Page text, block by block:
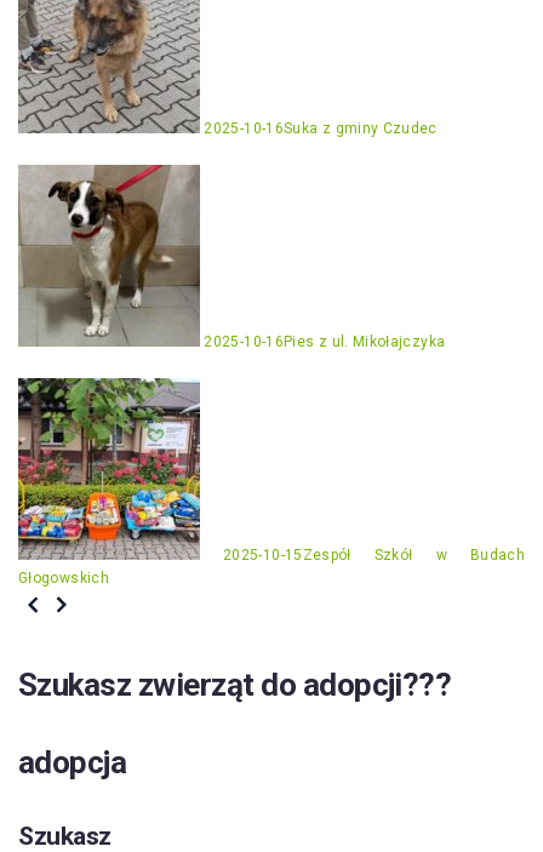
2025-10-16Suka z gminy Czudec
2025-10-16 Pies z ul. Mikołajczyka
2025-10-15 Zespół Szkół w Budach
Głogowskich
Szukasz zwierząt do adopcji???
adopcja
Szukasz